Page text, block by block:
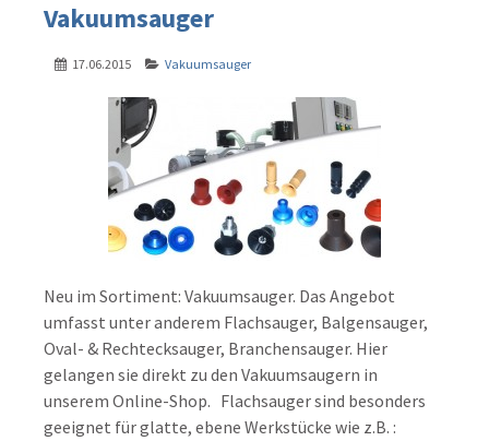
Vakuumsauger
17.06.2015 Vakuumsauger
Neu im Sortiment: Vakuumsauger. Das Angebot
umfasst unter anderem Flachsauger, Balgensauger,
Oval- & Rechtecksauger, Branchensauger. Hier
gelangen sie direkt zu den Vakuumsaugern in
unserem Online-Shop. Flachsauger sind besonders
geeignet für glatte, ebene Werkstücke wie z.B. :